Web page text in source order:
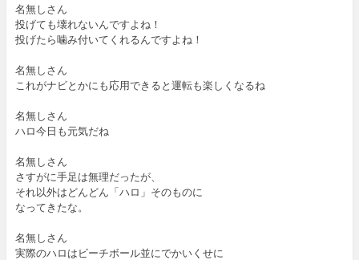
名無しさん
投げても壊れないんですよね！
投げたら噛み付いてくれるんですよね！
名無しさん
これがナビとかにも応用できると運転も楽しくなるね
名無しさん
ハロ今日も元気だね
名無しさん
さすがに手足は無理だったが、
それ以外はどんどん「ハロ」そのものに
なってきたな。
名無しさん
実際のハロはビーチボール並にでかいくせに